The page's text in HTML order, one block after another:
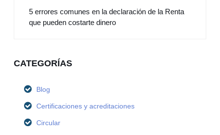
5 errores comunes en la declaración de la Renta
que pueden costarte dinero
CATEGORÍAS
Blog
Certificaciones y acreditaciones
Circular